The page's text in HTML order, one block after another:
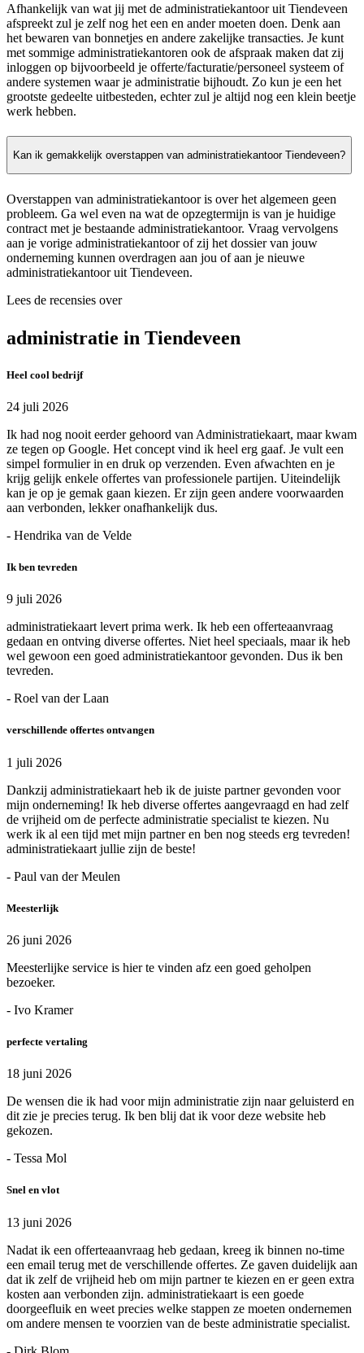
Afhankelijk van wat jij met de administratiekantoor uit Tiendeveen
afspreekt zul je zelf nog het een en ander moeten doen. Denk aan
het bewaren van bonnetjes en andere zakelijke transacties. Je kunt
met sommige administratiekantoren ook de afspraak maken dat zij
inloggen op bijvoorbeeld je offerte/facturatie/personeel systeem of
andere systemen waar je administratie bijhoudt. Zo kun je een het
grootste gedeelte uitbesteden, echter zul je altijd nog een klein beetje
werk hebben.
Kan ik gemakkelijk overstappen van administratiekantoor Tiendeveen?
Overstappen van administratiekantoor is over het algemeen geen
probleem. Ga wel even na wat de opzegtermijn is van je huidige
contract met je bestaande administratiekantoor. Vraag vervolgens
aan je vorige administratiekantoor of zij het dossier van jouw
onderneming kunnen overdragen aan jou of aan je nieuwe
administratiekantoor uit Tiendeveen.
Lees de recensies over
administratie in Tiendeveen
Heel cool bedrijf
24 juli 2026
Ik had nog nooit eerder gehoord van Administratiekaart, maar kwam
ze tegen op Google. Het concept vind ik heel erg gaaf. Je vult een
simpel formulier in en druk op verzenden. Even afwachten en je
krijg gelijk enkele offertes van professionele partijen. Uiteindelijk
kan je op je gemak gaan kiezen. Er zijn geen andere voorwaarden
aan verbonden, lekker onafhankelijk dus.
- Hendrika van de Velde
Ik ben tevreden
9 juli 2026
administratiekaart levert prima werk. Ik heb een offerteaanvraag
gedaan en ontving diverse offertes. Niet heel speciaals, maar ik heb
wel gewoon een goed administratiekantoor gevonden. Dus ik ben
tevreden.
- Roel van der Laan
verschillende offertes ontvangen
1 juli 2026
Dankzij administratiekaart heb ik de juiste partner gevonden voor
mijn onderneming! Ik heb diverse offertes aangevraagd en had zelf
de vrijheid om de perfecte administratie specialist te kiezen. Nu
werk ik al een tijd met mijn partner en ben nog steeds erg tevreden!
administratiekaart jullie zijn de beste!
- Paul van der Meulen
Meesterlijk
26 juni 2026
Meesterlijke service is hier te vinden afz een goed geholpen
bezoeker.
- Ivo Kramer
perfecte vertaling
18 juni 2026
De wensen die ik had voor mijn administratie zijn naar geluisterd en
dit zie je precies terug. Ik ben blij dat ik voor deze website heb
gekozen.
- Tessa Mol
Snel en vlot
13 juni 2026
Nadat ik een offerteaanvraag heb gedaan, kreeg ik binnen no-time
een email terug met de verschillende offertes. Ze gaven duidelijk aan
dat ik zelf de vrijheid heb om mijn partner te kiezen en er geen extra
kosten aan verbonden zijn. administratiekaart is een goede
doorgeefluik en weet precies welke stappen ze moeten ondernemen
om andere mensen te voorzien van de beste administratie specialist.